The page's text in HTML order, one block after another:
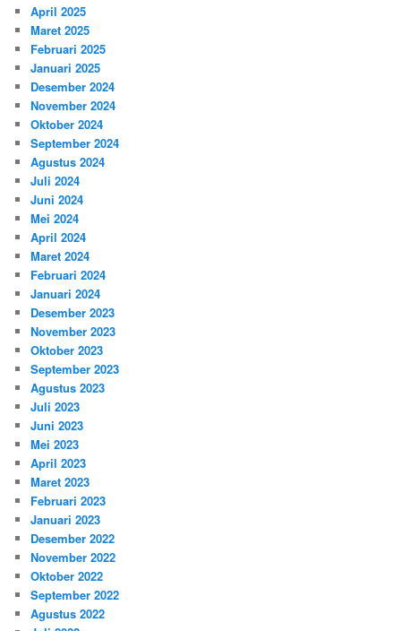
April 2025
Maret 2025
Februari 2025
Januari 2025
Desember 2024
November 2024
Oktober 2024
September 2024
Agustus 2024
Juli 2024
Juni 2024
Mei 2024
April 2024
Maret 2024
Februari 2024
Januari 2024
Desember 2023
November 2023
Oktober 2023
September 2023
Agustus 2023
Juli 2023
Juni 2023
Mei 2023
April 2023
Maret 2023
Februari 2023
Januari 2023
Desember 2022
November 2022
Oktober 2022
September 2022
Agustus 2022